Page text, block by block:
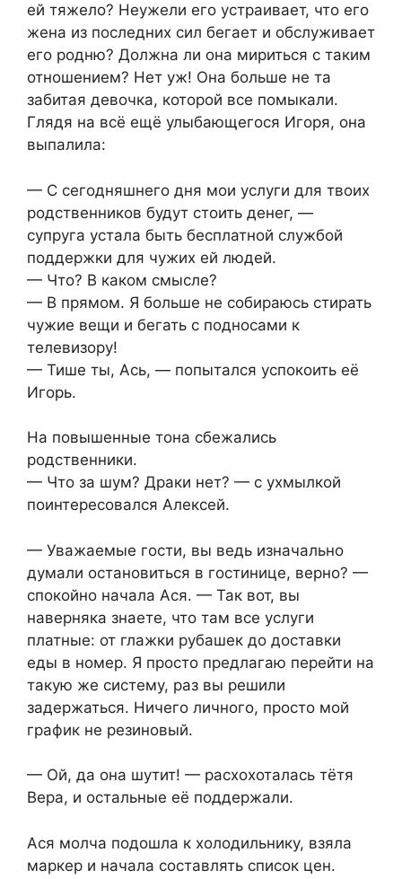
ей тяжело? Неужели его устраивает, что его
жена из последних сил бегает и обслуживает
его родню? Должна ли она мириться с таким
отношением? Нет уж! Она больше не та
забитая девочка, которой все помыкали.
Глядя на всё ещё улыбающегося Игоря, она
выпалила:
— С сегодняшнего дня мои услуги для твоих
родственников будут стоить денег, —
супруга устала быть бесплатной службой
поддержки для чужих ей людей.
— Что? В каком смысле?
— В прямом. Я больше не собираюсь стирать
чужие вещи и бегать с подносами к
телевизору!
— Тише ты, Ась, — попытался успокоить её
Игорь.
На повышенные тона сбежались
родственники.
— Что за шум? Драки нет? — с ухмылкой
поинтересовался Алексей.
— Уважаемые гости, вы ведь изначально
думали остановиться в гостинице, верно? —
спокойно начала Ася. — Так вот, вы
наверняка знаете, что там все услуги
платные: от глажки рубашек до доставки
еды в номер. Я просто предлагаю перейти на
такую же систему, раз вы решили
задержаться. Ничего личного, просто мой
график не резиновый.
— Ой, да она шутит! — расхохоталась тётя
Вера, и остальные её поддержали.
Ася молча подошла к холодильнику, взяла
маркер и начала составлять список цен.